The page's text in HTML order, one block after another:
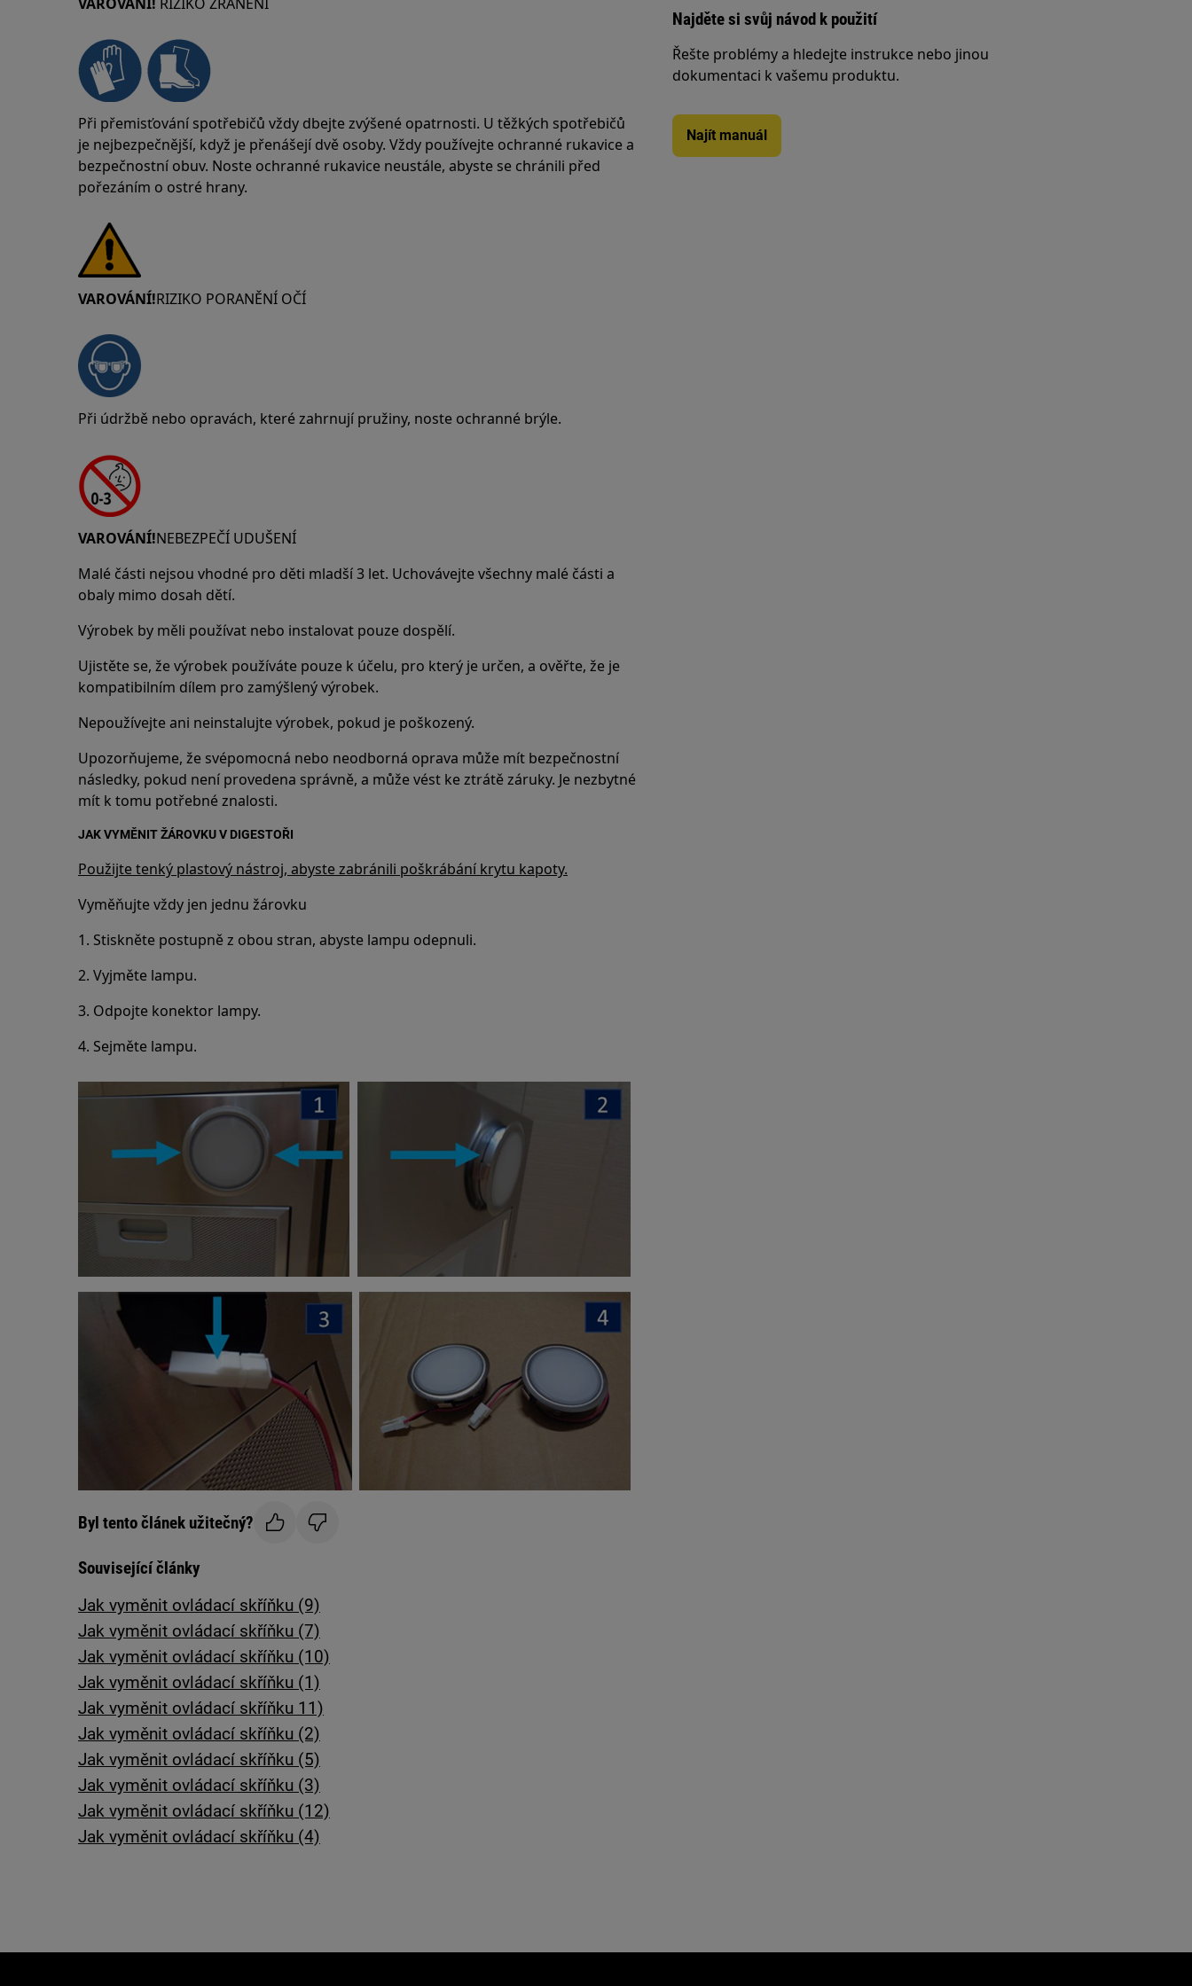
Při přemisťování spotřebičů vždy dbejte zvýšené opatrnosti. U těžkých spotřebičů
je nejbezpečnější, když je přenášejí dvě osoby. Vždy používejte ochranné rukavice a
bezpečnostní obuv. Noste ochranné rukavice neustále, abyste se chránili před
pořezáním o ostré hrany.
VAROVÁNÍ!RIZIKO PORANĚNÍ OČÍ
Při údržbě nebo opravách, které zahrnují pružiny, noste ochranné brýle.
VAROVÁNÍ!NEBEZPEČÍ UDUŠENÍ
Malé části nejsou vhodné pro děti mladší 3 let. Uchovávejte všechny malé části a
obaly mimo dosah dětí.
Výrobek by měli používat nebo instalovat pouze dospělí.
Ujistěte se, že výrobek používáte pouze k účelu, pro který je určen, a ověřte, že je
kompatibilním dílem pro zamýšlený výrobek.
Nepoužívejte ani neinstalujte výrobek, pokud je poškozený.
Upozorňujeme, že svépomocná nebo neodborná oprava může mít bezpečnostní
následky, pokud není provedena správně, a může vést ke ztrátě záruky. Je nezbytné
mít k tomu potřebné znalosti.
JAK VYMĚNIT ŽÁROVKU V DIGESTOŘI
Použijte tenký plastový nástroj, abyste zabránili poškrábání krytu kapoty.
Vyměňujte vždy jen jednu žárovku
1. Stiskněte postupně z obou stran, abyste lampu odepnuli.
2. Vyjměte lampu.
3. Odpojte konektor lampy.
4. Sejměte lampu.
Byl tento článek užitečný?
Související články
Jak vyměnit ovládací skříňku (9)
Jak vyměnit ovládací skříňku (7)
Jak vyměnit ovládací skříňku (10)
Jak vyměnit ovládací skříňku (1)
Jak vyměnit ovládací skříňku 11)
Jak vyměnit ovládací skříňku (2)
Jak vyměnit ovládací skříňku (5)
Jak vyměnit ovládací skříňku (3)
Jak vyměnit ovládací skříňku (12)
Jak vyměnit ovládací skříňku (4)
Najděte si svůj návod k použití
Řešte problémy a hledejte instrukce nebo jinou
dokumentaci k vašemu produktu.
Najít manuál